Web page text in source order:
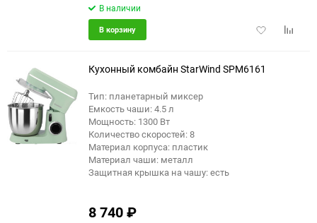
В наличии
Добавить
В корзину
еще 9 фото
Кухонный комбайн StarWind SPM6161
Тип: планетарный миксер
Емкость чаши: 4.5 л
Мощность: 1300 Вт
Количество скоростей: 8
Материал корпуса: пластик
Материал чаши: металл
Защитная крышка на чашу: есть
8 740₽